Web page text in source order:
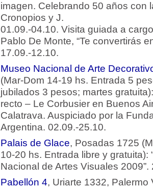
imagen. Celebrando 50 años con
Cronopios y J.
01.09.-04.10. Visita guiada a
Pablo De Monte, “Te convertirás
17.09.-12.10.
Museo Nacional de Arte
(Mar-Dom 14-19 hs. Entrada 5
jubilados 3 pesos; martes
recto – Le Corbusier en Buenos
Calatrava. Auspiciado por la
Argentina. 02.09.-25.10.
Palais de Glace, Posadas 1725
10-20 hs. Entrada libre y gratuita):
Nacional de Artes Visuales 2009”.
Pabellón 4, Uriarte 1332,